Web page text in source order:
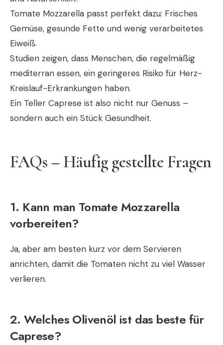
Tomate Mozzarella passt perfekt dazu: Frisches
Gemüse, gesunde Fette und wenig verarbeitetes
Eiweiß.
Studien zeigen, dass Menschen, die regelmäßig
mediterran essen, ein geringeres Risiko für Herz-
Kreislauf-Erkrankungen haben.
Ein Teller Caprese ist also nicht nur Genuss –
sondern auch ein Stück Gesundheit.
FAQs – Häufig gestellte Fragen
1. Kann man Tomate Mozzarella
vorbereiten?
Ja, aber am besten kurz vor dem Servieren
anrichten, damit die Tomaten nicht zu viel Wasser
verlieren.
2. Welches Olivenöl ist das beste für
Caprese?